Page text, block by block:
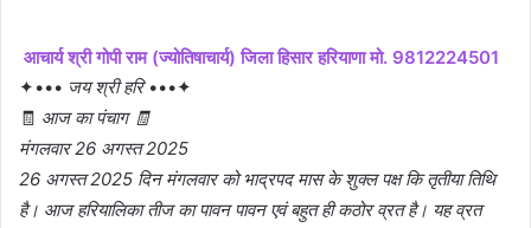
आचार्य श्री गोपी राम (ज्योतिषाचार्य) जिला हिसार हरियाणा मो. 9812224501
✦••• जय श्री हरि•••✦
🧾 आज का पंचाग 🧾
मंगलवार 26 अगस्त 2025
26 अगस्त 2025 दिन मंगलवार को भाद्रपद मास के शुक्ल पक्ष कि तृतीया तिथि
है। आज हरियालिका तीज का पावन पावन एवं बहुत ही कठोर व्रत है। यह व्रत